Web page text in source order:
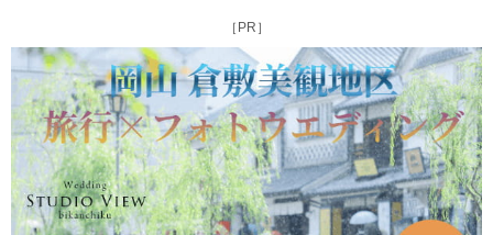
［PR］